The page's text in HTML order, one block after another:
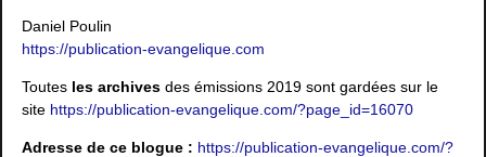
Daniel Poulin
https://publication-evangelique.com
Toutes les archives des émissions 2019 sont gardées sur le
site https://publication-evangelique.com/?page_id=16070
Adresse de ce blogue : https://publication-evangelique.com/?